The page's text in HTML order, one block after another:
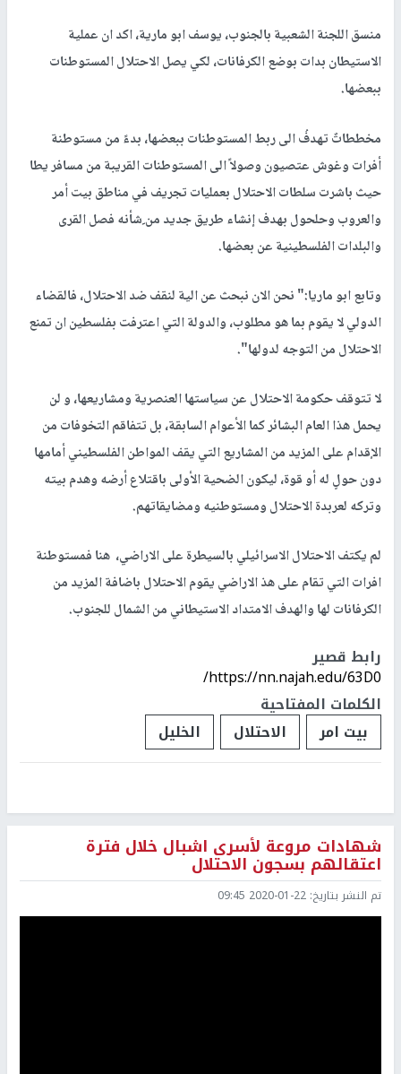
منسق اللجنة الشعبية بالجنوب، يوسف ابو مارية، اكد ان عملية
الاستيطان بدات بوضع الكرفانات، لكي يصل الاحتلال المستوطنات
ببعضها.
مخططاتٌ تهدفُ الى ربط المستوطنات ببعضها، بدءً من مستوطنة
أفرات وغوش عتصيون وصولاًالى المستوطنات القريبة من مسافر يطا
حيث باشرت سلطات الاحتلال بعمليات تجريف في مناطق بيت أمر
والعروب وحلحول بهدف إنشاء طريق جديد من ِشأنه فصل القرى
والبلدات الفلسطينية عن بعضها.
وتابع ابو ماريا:" نحن الان نبحث عن الية لنقف ضد الاحتلال، فالقضاء
الدولي لا يقوم بما هو مطلوب، والدولة التي اعترفت بفلسطين ان تمنع
الاحتلال من التوجه لدولها".
لا تتوقف حكومة الاحتلال عن سياستها العنصرية ومشاريعها، و لن
يحمل هذا العام البشائر كما الأعوام السابقة، بل تتفاقم التخوفات من
الإقدام على المزيد من المشاريع التي يقف المواطن الفلسطيني أمامها
دون حولٍ له أو قوة، ليكون الضحية الأولى باقتلاع أرضه وهدم بيته
وتركه لعربدة الاحتلال ومستوطنيه ومضايقاتهم.
لم يكتف الاحتلال الاسرائيلي بالسيطرة على الاراضي، هنا فمستوطنة
افرات التي تقام على هذ الاراضي يقوم الاحتلال باضافة المزيد من
الكرفانات لها والهدف الامتداد الاستيطاني من الشمال للجنوب.
رابط قصير
https://nn.najah.edu/63D0/
الكلمات المفتاحية
بيت امر
الاحتلال الخليل
شهادات مروعة لأسرى اشبال خلال فترة
اعتقالهم بسجون الاحتلال
تم النشر بتاريخ: 2020-01-22 09:45